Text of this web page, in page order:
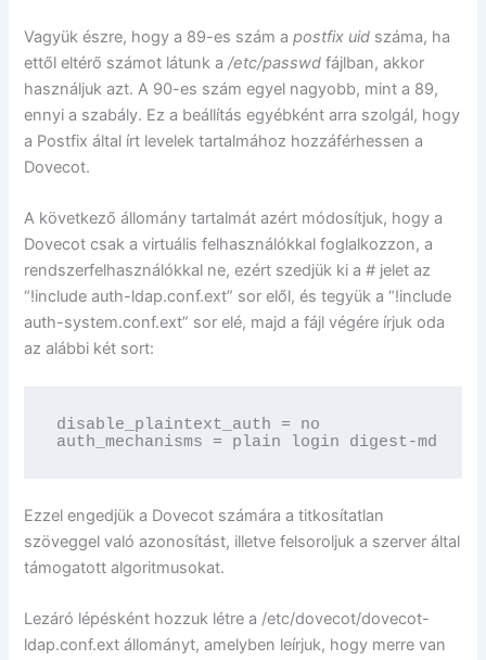
Vagyük észre, hogy a 89-es szám apostfix uid száma, ha
ettől eltérő számot látunk a/etc/passwd fájlban, akkor
használjuk azt. A 90-es szám egyel nagyobb, mint a 89,
ennyi a szabály. Ez a beállítás egyébként arra szolgál, hogy
a Postfix által írt levelek tartalmához hozzáférhessen a
Dovecot.
A következő állomány tartalmát azért módosítjuk, hogy a
Dovecot csak a virtuális felhasználókkal foglalkozzon, a
rendszerfelhasználókkal ne, ezért szedjük ki a # jelet az
“!include auth-ldap.conf.ext” sor elől, és tegyük a “!include
auth-system.conf.ext” sor elé, majd a fájl végére írjuk oda
az alábbi két sort:
disable_plaintext_auth = no
auth_mechanisms = plain login digest-md5
Ezzel engedjük a Dovecot számára a titkosítatlan
szöveggel való azonosítást, illetve felsoroljuk a szerver által
támogatott algoritmusokat.
Lezáró lépésként hozzuk létre a /etc/dovecot/dovecot-
ldap.conf.ext állományt, amelyben leírjuk, hogy merre van